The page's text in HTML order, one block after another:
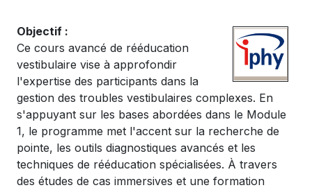
Objectif :
Ce cours avancé de rééducation
vestibulaire vise à approfondir
l'expertise des participants dans la
gestion des troubles vestibulaires complexes. En
s'appuyant sur les bases abordées dans le Module
1, le programme met l'accent sur la recherche de
pointe, les outils diagnostiques avancés et les
techniques de rééducation spécialisées. À travers
des études de cas immersives et une formation